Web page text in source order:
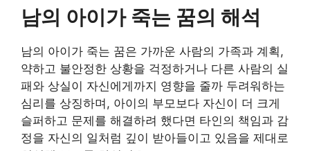
남의 아이가 죽는 꿈의 해석
남의 아이가 죽는 꿈은 가까운 사람의 가족과 계획,
약하고 불안정한 상황을 걱정하거나 다른 사람의 실
패와 상실이 자신에게까지 영향을 줄까 두려워하는
심리를 상징하며, 아이의 부모보다 자신이 더 크게
슬퍼하고 문제를 해결하려 했다면 타인의 책임과 감
정을 자신의 일처럼 깊이 받아들이고 있음을 제대로